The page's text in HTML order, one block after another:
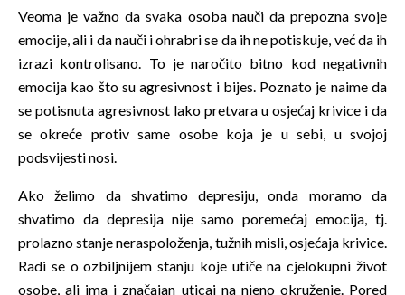
Veoma je važno da svaka osoba nauči da prepozna svoje
emocije, ali i da nauči i ohrabri se da ih ne potiskuje, već da ih
izrazi kontrolisano. To je naročito bitno kod negativnih
emocija kao što su agresivnost i bijes. Poznato je naime da
se potisnuta agresivnost lako pretvara u osjećaj krivice i da
se okreće protiv same osobe koja je u sebi, u svojoj
podsvijesti nosi.
Ako želimo da shvatimo depresiju, onda moramo da
shvatimo da depresija nije samo poremećaj emocija, tj.
prolazno stanje neraspoloženja, tužnih misli, osjećaja krivice.
Radi se o ozbiljnijem stanju koje utiče na cjelokupni život
osobe, ali ima i značajan uticaj na njeno okruženje. Pored